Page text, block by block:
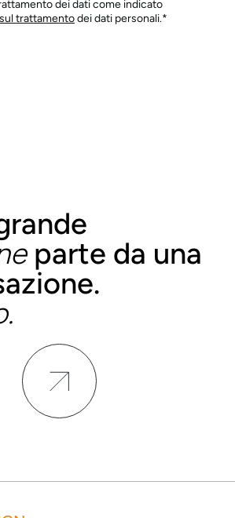
dei dati come indicato
trattamentodei dati personali.*
parte da una